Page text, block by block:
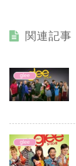
関連記事
glee
glee